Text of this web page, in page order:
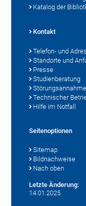
Katalog der
Kontakt
Telefon- und
Standorte und
Presse
Studienberatung
Störungsannahme
Technischer
Hilfe im Notfall
Seitenoptionen
Sitemap
Bildnachweise
Nach oben
Letzte Änderung:
14.01.2025